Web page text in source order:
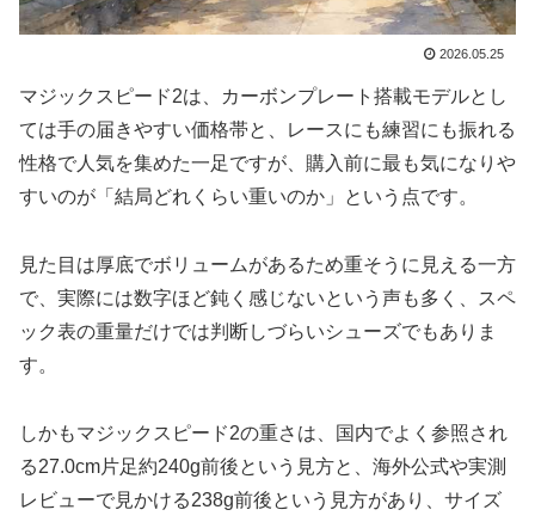
2026.05.25
マジックスピード2は、カーボンプレート搭載モデルとし
ては手の届きやすい価格帯と、レースにも練習にも振れる
性格で人気を集めた一足ですが、購入前に最も気になりや
すいのが「結局どれくらい重いのか」という点です。
見た目は厚底でボリュームがあるため重そうに見える一方
で、実際には数字ほど鈍く感じないという声も多く、スペ
ック表の重量だけでは判断しづらいシューズでもありま
す。
しかもマジックスピード2の重さは、国内でよく参照され
る27.0cm片足約240g前後という見方と、海外公式や実測
レビューで見かける238g前後という見方があり、サイズ